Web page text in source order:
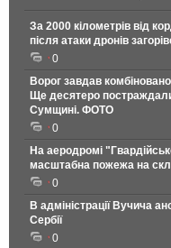
За 2000 кілометрів від
після атаки дронів
0
Ворог завдав
Ще десятеро
Сумщині. ФОТО
0
На аеродромі
масштабна пожежа на
0
В адміністрації Вучича
Сербії
0